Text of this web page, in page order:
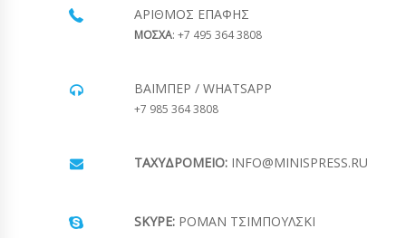
ΑΡΙΘΜΌΣ ΕΠΑΦΉΣ
ΜΟΣΧΑ: +7 495 364 3808
ΒΆΙΜΠΕΡ / WHATSAPP
+7 985 364 3808
ΤΑΧΥΔΡΟΜΕΊΟ: INFO@MINISPRESS.RU
SKYPE: ΡΟΜΆΝ ΤΣΙΜΠΟΎΛΣΚΙ